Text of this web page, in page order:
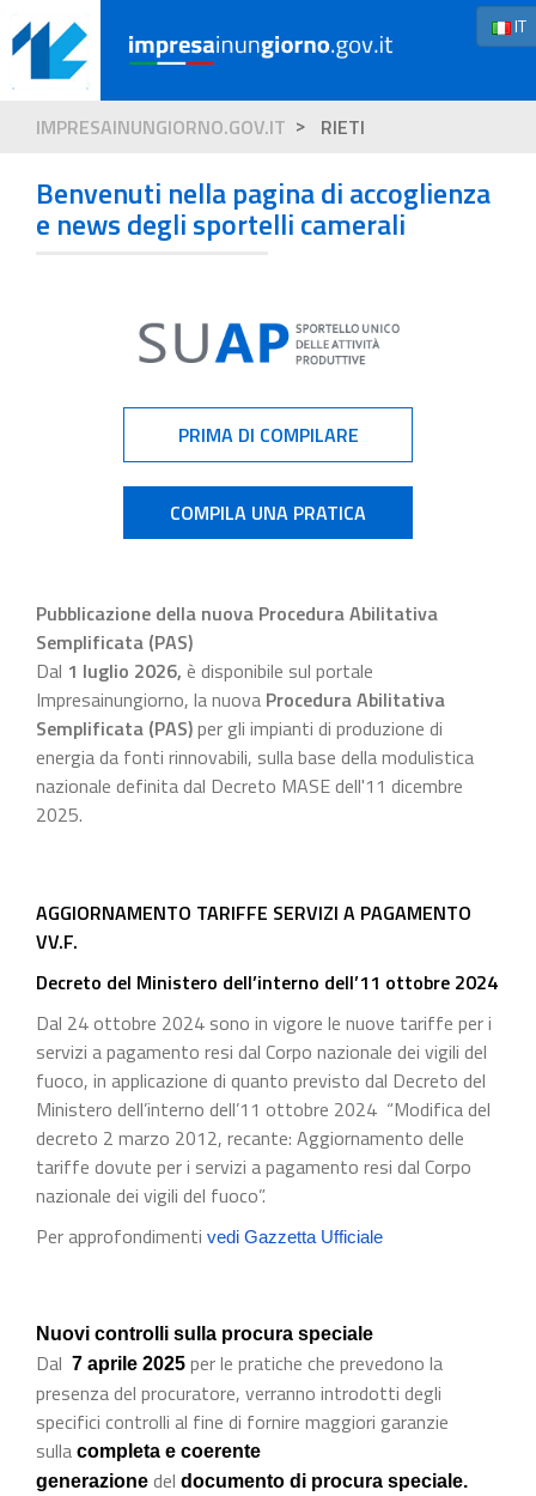
IT
IMPRESAINUNGIORNO.GOV.IT RIETI
Benvenuti nella pagina di accoglienza
e news degli sportelli camerali
PRIMA DI COMPILARE
COMPILA UNA PRATICA
Pubblicazione della nuova Procedura Abilitativa
Semplificata (PAS)
Dal 1 luglio 2026, è disponibile sul portale
Impresainungiorno, la nuova Procedura Abilitativa
Semplificata (PAS)per gli impianti di produzione di
energia da fonti rinnovabili, sulla base della modulistica
nazionale definita dal Decreto MASE dell'11 dicembre
2025.
AGGIORNAMENTO TARIFFE SERVIZI A PAGAMENTO
VV.F.
Decreto del Ministero dell’interno dell’11 ottobre 2024
Dal 24 ottobre 2024 sono in vigore le nuove tariffe per i
servizi a pagamento resi dal Corpo nazionale dei vigili del
fuoco, in applicazione di quanto previsto dal Decreto del
Ministero dell’interno dell’11 ottobre 2024 “Modifica del
decreto 2 marzo 2012, recante: Aggiornamento delle
tariffe dovute per i servizi a pagamento resi dal Corpo
nazionale dei vigili del fuoco”.
Per approfondimenti vedi Gazzetta Ufficiale
Nuovi controlli sulla procura speciale
Dal 7 aprile 2025 per le pratiche che prevedono la
presenza del procuratore, verranno introdotti degli
specifici controlli al fine di fornire maggiori garanzie
sulla completa e coerente
generazione del documento di procura speciale.